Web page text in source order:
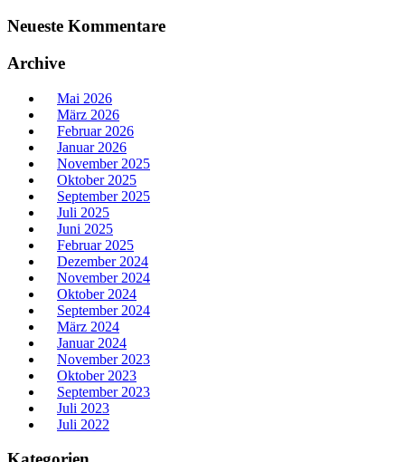
Neueste Kommentare
Archive
Mai 2026
März 2026
Februar 2026
Januar 2026
November 2025
Oktober 2025
September 2025
Juli 2025
Juni 2025
Februar 2025
Dezember 2024
November 2024
Oktober 2024
September 2024
März 2024
Januar 2024
November 2023
Oktober 2023
September 2023
Juli 2023
Juli 2022